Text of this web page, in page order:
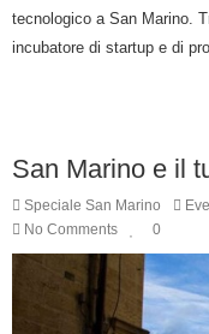
tecnologico a San Marino.
incubatore di startup e di
San Marino e il
Speciale San Marino
No Comments
0